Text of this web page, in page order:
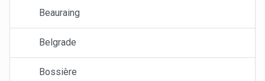
Beauraing
Belgrade
Bossière